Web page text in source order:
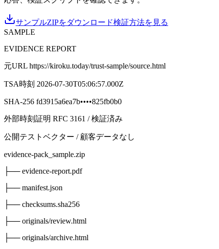
サンプルZIPをダウンロード検証方法を見る
SAMPLE
EVIDENCE REPORT
元URL https://kiroku.today/trust-sample/source.html
TSA時刻 2026-07-30T05:06:57.000Z
SHA-256 fd3915a6ea7b••••825fb0b0
外部時刻証明 RFC 3161 / 検証済み
公開テストベクター / 顧客データなし
evidence-pack_sample.zip
├── evidence-report.pdf
├── manifest.json
├── checksums.sha256
├── originals/review.html
├── originals/archive.html